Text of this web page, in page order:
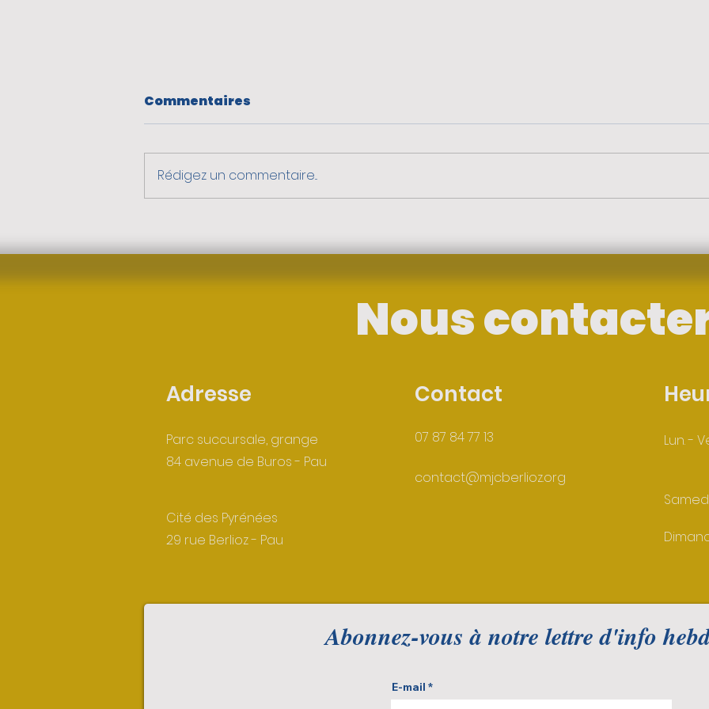
quel rôle pour
pour la forêt
Commentaires
Rédigez un commentaire...
Nous
Adresse
Parc succursale, grange
84 avenue de Buros - Pau
Cité des Pyrénées
29 rue Berlioz - Pau
Contact
07 87 84 77 13
contact@mjcberlioz.org
Lun. -
Abonnez-vous à notre lettre d'info
E-mail